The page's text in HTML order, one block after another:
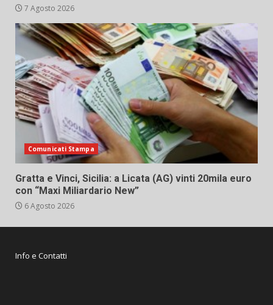
7 Agosto 2026
Comunicati Stampa
Gratta e Vinci, Sicilia: a Licata (AG) vinti 20mila euro
con “Maxi Miliardario New”
6 Agosto 2026
Info e Contatti